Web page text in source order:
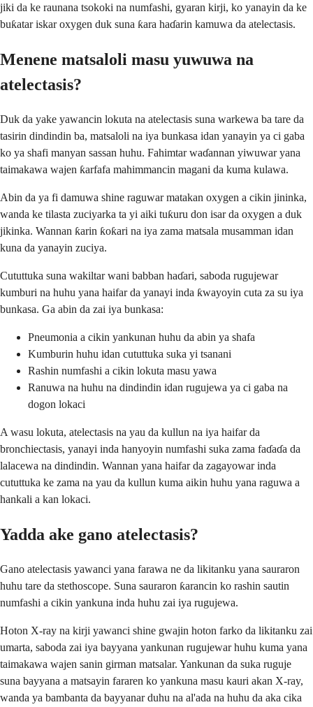
jiki da ke raunana tsokoki na numfashi, gyaran kirji, ko yanayin da ke
buƙatar iskar oxygen duk suna ƙara haɗarin kamuwa da atelectasis.
Menene matsaloli masu yuwuwa na
atelectasis?
Duk da yake yawancin lokuta na atelectasis suna warkewa ba tare da
tasirin dindindin ba, matsaloli na iya bunkasa idan yanayin ya ci gaba
ko ya shafi manyan sassan huhu. Fahimtar waɗannan yiwuwar yana
taimakawa wajen ƙarfafa mahimmancin magani da kuma kulawa.
Abin da ya fi damuwa shine raguwar matakan oxygen a cikin jininka,
wanda ke tilasta zuciyarka ta yi aiki tuƙuru don isar da oxygen a duk
jikinka. Wannan ƙarin ƙoƙari na iya zama matsala musamman idan
kuna da yanayin zuciya.
Cututtuka suna wakiltar wani babban haɗari, saboda rugujewar
kumburi na huhu yana haifar da yanayi inda ƙwayoyin cuta za su iya
bunkasa. Ga abin da zai iya bunkasa:
Pneumonia a cikin yankunan huhu da abin ya shafa
Kumburin huhu idan cututtuka suka yi tsanani
Rashin numfashi a cikin lokuta masu yawa
Ranuwa na huhu na dindindin idan rugujewa ya ci gaba na
dogon lokaci
A wasu lokuta, atelectasis na yau da kullun na iya haifar da
bronchiectasis, yanayi inda hanyoyin numfashi suka zama faɗaɗa da
lalacewa na dindindin. Wannan yana haifar da zagayowar inda
cututtuka ke zama na yau da kullun kuma aikin huhu yana raguwa a
hankali a kan lokaci.
Yadda ake gano atelectasis?
Gano atelectasis yawanci yana farawa ne da likitanku yana sauraron
huhu tare da stethoscope. Suna sauraron ƙarancin ko rashin sautin
numfashi a cikin yankuna inda huhu zai iya rugujewa.
Hoton X-ray na kirji yawanci shine gwajin hoton farko da likitanku zai
umarta, saboda zai iya bayyana yankunan rugujewar huhu kuma yana
taimakawa wajen sanin girman matsalar. Yankunan da suka ruguje
suna bayyana a matsayin fararen ko yankuna masu kauri akan X-ray,
wanda ya bambanta da bayyanar duhu na al'ada na huhu da aka cika